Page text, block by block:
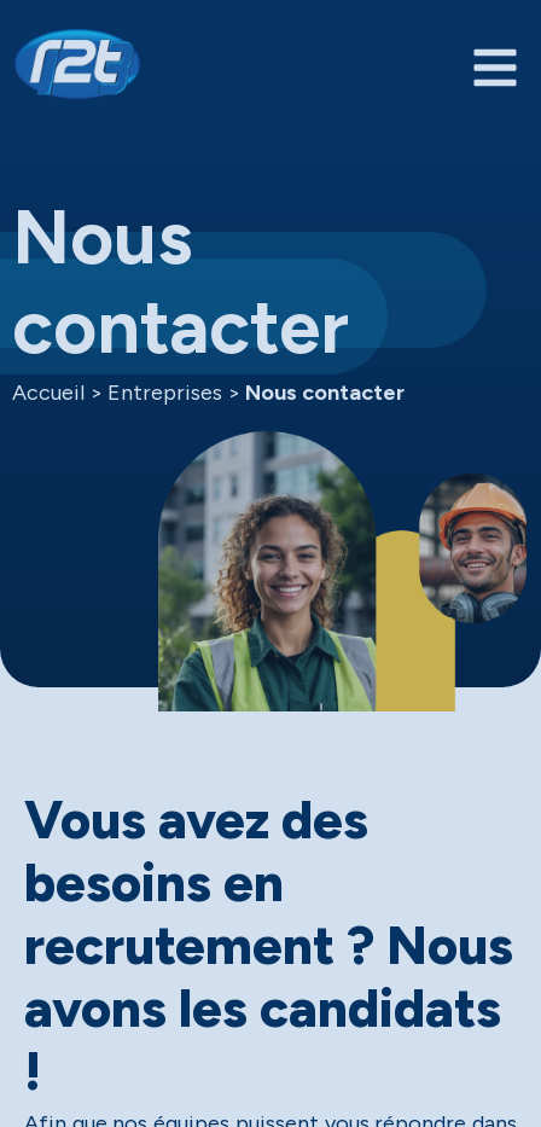
Nous
contacter
Accueil > Entreprises > Nous contacter
Vous avez des
besoins en
recrutement ? ​Nous
avons les candidats
!​